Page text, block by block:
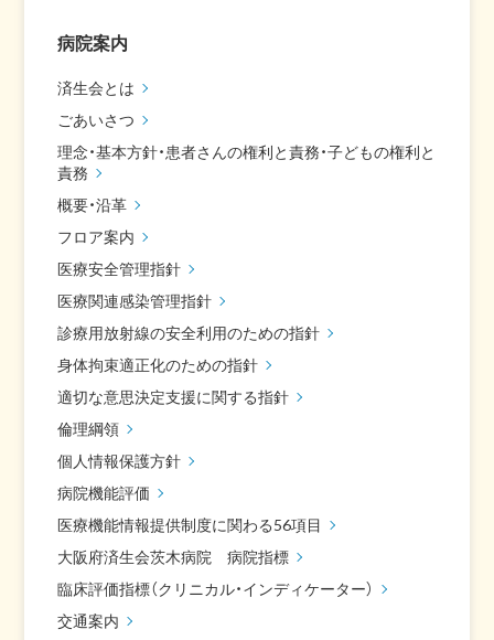
病院案内
済生会とは
ごあいさつ
理念・基本方針・患者さんの権利と責務・子どもの権利と
責務
概要・沿革
フロア案内
医療安全管理指針
医療関連感染管理指針
診療用放射線の安全利用のための指針
身体拘束適正化のための指針
適切な意思決定支援に関する指針
倫理綱領
個人情報保護方針
病院機能評価
医療機能情報提供制度に関わる56項目
大阪府済生会茨木病院 病院指標
臨床評価指標（クリニカル・インディケーター）
交通案内